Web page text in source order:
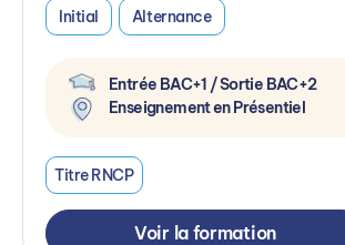
Initial Alternance
Entrée BAC+1 / Sortie BAC+2
Enseignement en Présentiel
Titre RNCP
Voir la formation